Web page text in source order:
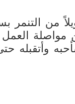
من التنمر
العمل
وأتقبله حتى